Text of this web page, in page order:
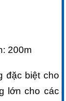
200m
đặc biệt cho
lớn cho các